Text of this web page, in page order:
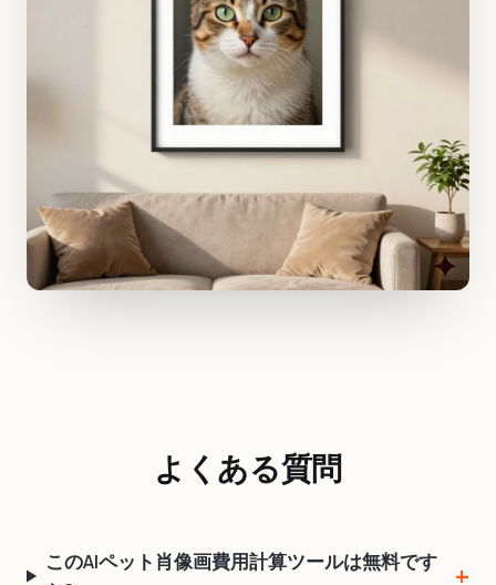
よくある質問
このAIペット肖像画費用計算ツールは無料です